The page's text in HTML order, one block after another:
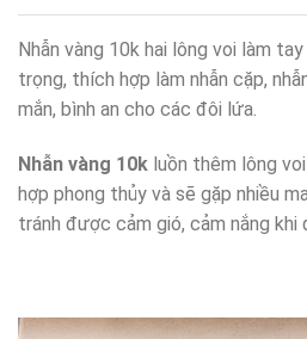
Nhẫn vàng 10k hai lông voi làm
trọng, thích hợp làm nhẫn cặp,
mắn, bình an cho các đôi lứa.
Nhẫn vàng 10k luồn thêm lông
hợp phong thủy và sẽ gặp nhiều
tránh được cảm gió, cảm nắng khi